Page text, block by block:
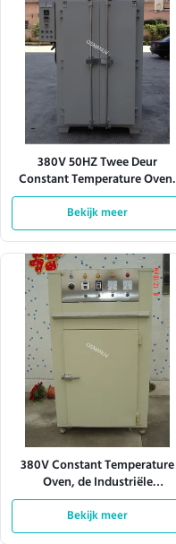
380V 50HZ Twee Deur
Constant Temperature Oven,
W1300Mm-Ontploffings
Droogoven
Bekijk meer
380V Constant Temperature
Oven, de Industriële
Droogoven van l900mm
Bekijk meer